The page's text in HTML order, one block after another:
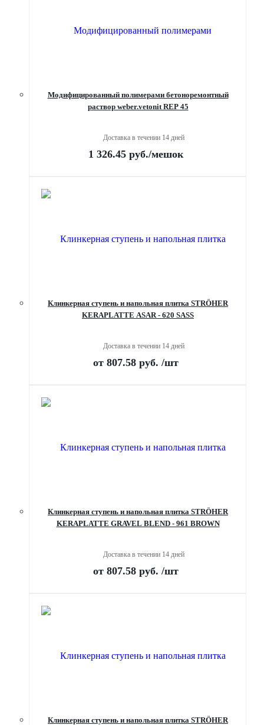
Модифицированный полимерами бетоноремонтный
раствор weber.vetonit REР 45
Доставка в течении 14 дней
1 326.45 руб./мешок
Клинкерная ступень и напольная плитка STRÖHER
KERAPLATTE ASAR - 620 SASS
Доставка в течении 14 дней
от 807.58 руб. /шт
Клинкерная ступень и напольная плитка STRÖHER
KERAPLATTE GRAVEL BLEND - 961 BROWN
Доставка в течении 14 дней
от 807.58 руб. /шт
Клинкерная ступень и напольная плитка STRÖHER